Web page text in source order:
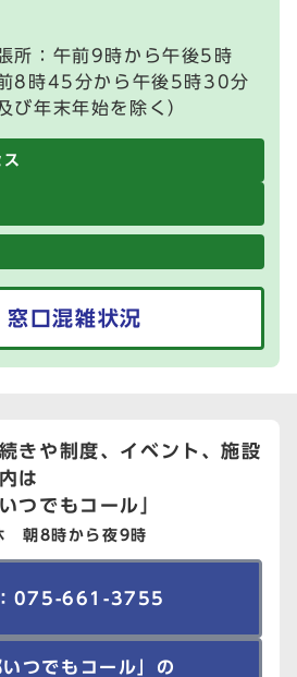
所：午前9時から午後5時
8時45分から午後5時30分
び年末年始を除く）
窓口混雑状況
きや制度、イベント、施設
は
つでもコール」
朝8時から夜9時
075-661-3755
いつでもコール」の